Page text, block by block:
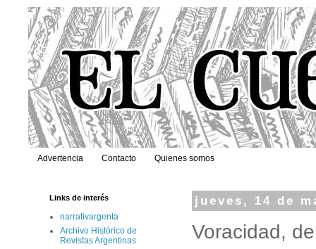
Advertencia Contacto Quienes somos
jueves, 14 de
Voracidad,
Links de interés
narrativargenta
Archivo Histórico de
Revistas Argentinas